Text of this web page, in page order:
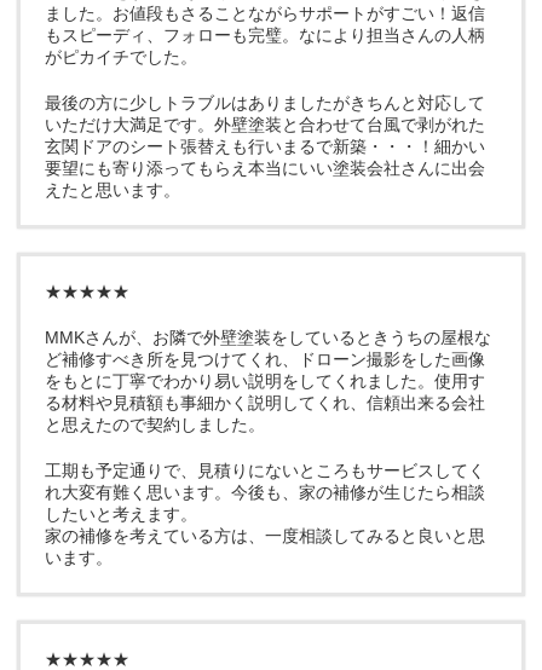
ました。お値段もさることながらサポートがすごい！返信
もスピーディ、フォローも完璧。なにより担当さんの人柄
がピカイチでした。
最後の方に少しトラブルはありましたがきちんと対応して
いただけ大満足です。外壁塗装と合わせて台風で剥がれた
玄関ドアのシート張替えも行いまるで新築・・・！細かい
要望にも寄り添ってもらえ本当にいい塗装会社さんに出会
えたと思います。
★★★★★
MMKさんが、お隣で外壁塗装をしているときうちの屋根な
ど補修すべき所を見つけてくれ、ドローン撮影をした画像
をもとに丁寧でわかり易い説明をしてくれました。使用す
る材料や見積額も事細かく説明してくれ、信頼出来る会社
と思えたので契約しました。
工期も予定通りで、見積りにないところもサービスしてく
れ大変有難く思います。今後も、家の補修が生じたら相談
したいと考えます。
家の補修を考えている方は、一度相談してみると良いと思
います。
★★★★★